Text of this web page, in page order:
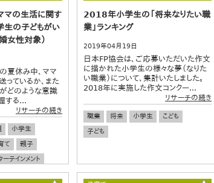
マの生活に関す
の子どもがい
女性対象）
夏休み中、ママ
っているか、また
どのような意識
する...
リサーチの続き
小学生
て
親子
ーテインメント
2018年小学生の「将来なりたい職
業」ランキング
2019年04月19日
日本FP協会は、ご応募いただいた作文
に描かれた小学生の様々な夢（なりた
い職業）について、集計いたしました。
2018年に実施した作文コンクー...
リサーチの続き
職業 将来 小学生
こども
子ども